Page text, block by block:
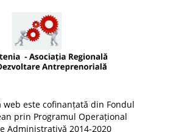
web este cofinanțată din Fondul
prin Programul Operațional
Administrativă 2014-2020